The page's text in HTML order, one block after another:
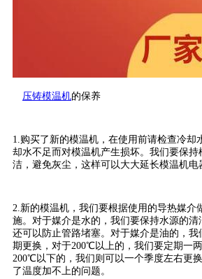
压铸模温机的保养
1.购买了新的模温机，在使用前请检查冷却
却水不足而对模温机产生损坏。我们要保
洁，避免灰尘，这样可以大大延长模温机电
2.新的模温机，我们要根据使用的导热媒介
施。对于媒介是水的，我们要保持水源的清
还可以防止管路堵塞。对于媒介是油的，我
期更换，对于200℃以上的，我们要定期一
200℃以下的，我们则可以一个季度左右更
了温度加不上的问题。